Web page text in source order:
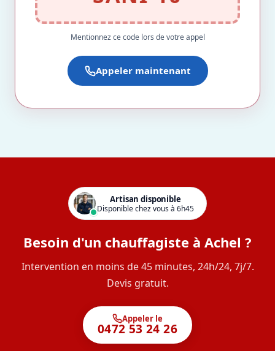
Mentionnez ce code lors de votre appel
Appeler maintenant
Artisan disponible
Disponible chez vous à 6h45
Besoin d'un chauffagiste à Achel ?
Intervention en moins de 45 minutes, 24h/24, 7j/7.
Devis gratuit.
Appeler le
0472 53 24 26